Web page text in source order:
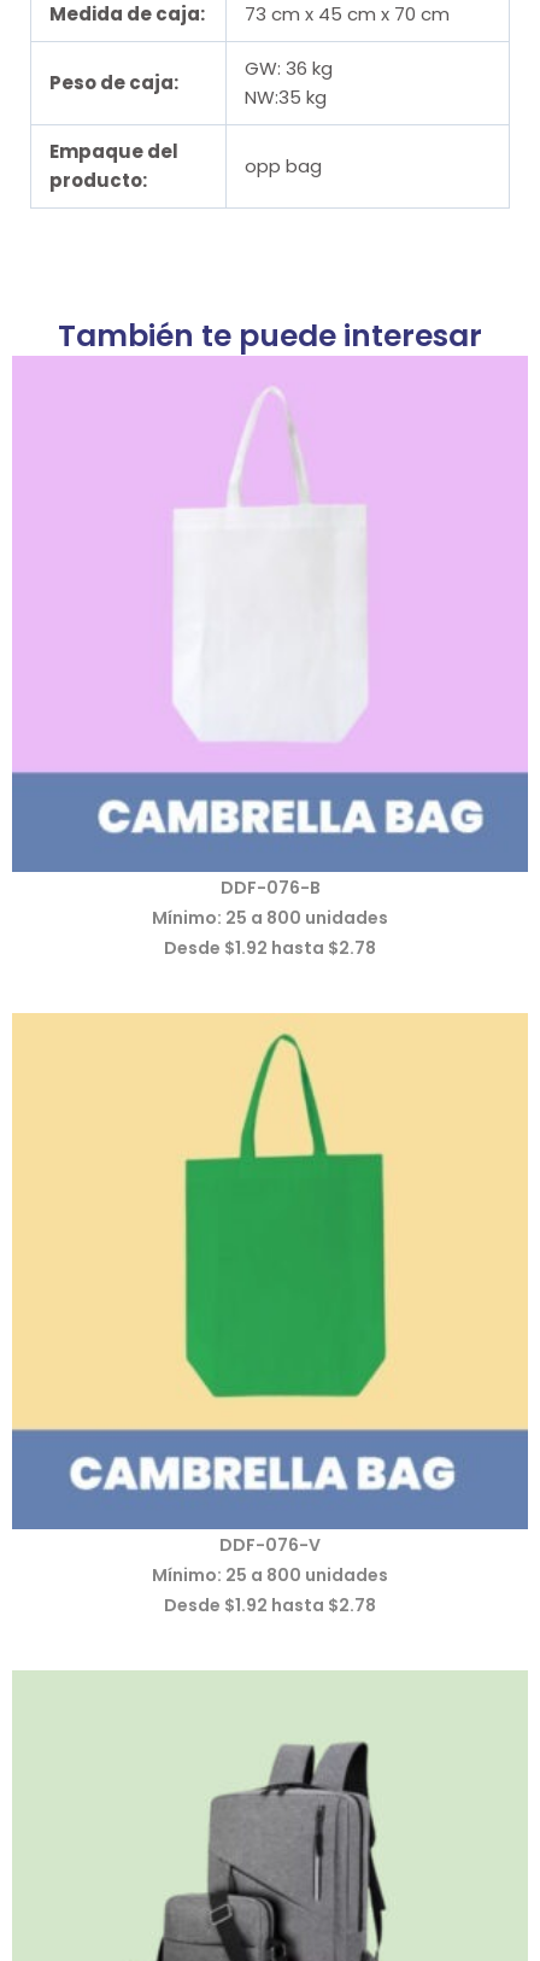
Medida de caja: 73 cm x 45 cm x 70 cm
Peso de caja:
GW: 36 kg
NW:35 kg
Empaque del
producto:
opp bag
También te puede interesar
DDF-076-B
Mínimo: 25 a 800 unidades
Desde $1.92 hasta $2.78
DDF-076-V
Mínimo: 25 a 800 unidades
Desde $1.92 hasta $2.78